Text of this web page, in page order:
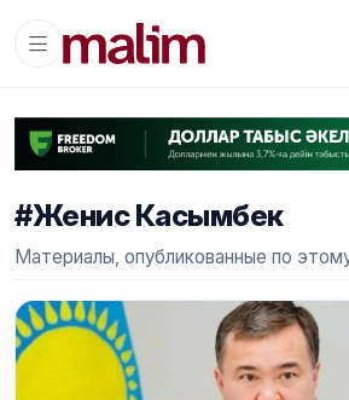
#Женис Касымбек
Материалы, опубликованные по